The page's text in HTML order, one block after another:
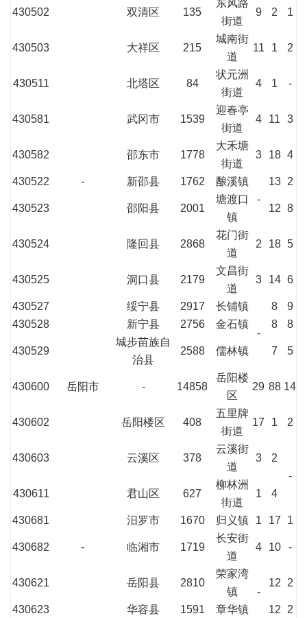
430502
-
双清区 135
东风路
街道
9 2 1
430503 大祥区 215
城南街
道
11 1 2
430511 北塔区 84
状元洲
街道
4 1 -
430581 武冈市 1539
迎春亭
街道
4 11 3
430582 邵东市 1778
大禾塘
街道
3 18 4
430522 新邵县 1762
酿溪镇
-
13 2
430523 邵阳县 2001
塘渡口
镇
12 8
430524 隆回县 2868
花门街
道
2 18 5
430525 洞口县 2179
文昌街
道
3 14 6
430527 绥宁县 2917 长铺镇
-
8
9
430528
新宁县 2756 金石镇 8 8
430529
城步苗族自
治县
2588 儒林镇 7 5
430600 岳阳市 - 14858
岳阳楼
区
29 88 14
430602
-
岳阳楼区 408
五里牌
街道
17 1 2
430603 云溪区 378
云溪街
道
3
2
-
430611
君山区 627
柳林洲
街道
1 4
430681 汨罗市 1670 归义镇 1 17 1
430682 临湘市 1719
长安街
道
4 10 -
430621 岳阳县 2810
荣家湾
镇
-
12 2
430623 华容县 1591 章华镇 12 2